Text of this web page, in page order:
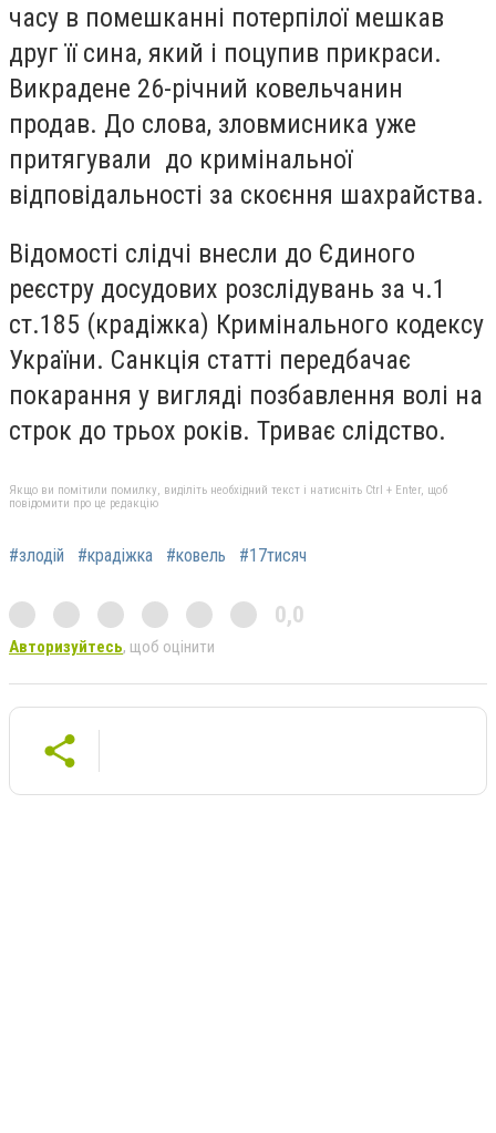
часу в помешканні потерпілої мешкав
друг її сина, який і поцупив прикраси.
Викрадене 26-річний ковельчанин
продав. До слова, зловмисника уже
притягували до кримінальної
відповідальності за скоєння шахрайства.
Відомості слідчі внесли до Єдиного
реєстру досудових розслідувань за ч.1
ст.185 (крадіжка) Кримінального кодексу
України. Санкція статті передбачає
покарання у вигляді позбавлення волі на
строк до трьох років. Триває слідство.
Якщо ви помітили помилку, виділіть необхідний текст і натисніть Ctrl + Enter, щоб
повідомити про це редакцію
#злодій #крадіжка #ковель #17тисяч
0,0
Авторизуйтесь, щоб оцінити